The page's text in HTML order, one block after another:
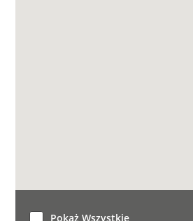
Pokaż Wszystkie